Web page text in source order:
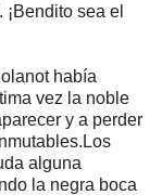
sea el
había
vez la noble
y a perder
alguna
la negra boca